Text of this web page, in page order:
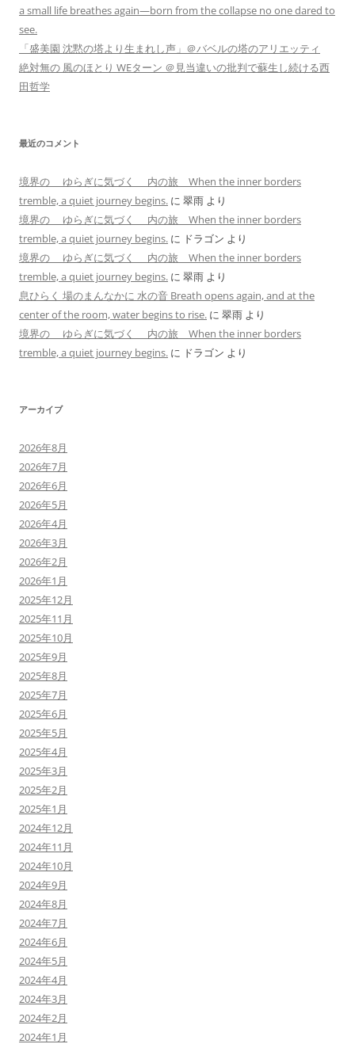
a small life breathes again—born from the collapse no one dared to
see.
「盛美園 沈黙の塔より生まれし声」＠バベルの塔のアリエッティ
絶対無の 風のほとり WEターン ＠見当違いの批判で蘇生し続ける西
田哲学
最近のコメント
境界の ゆらぎに気づく 内の旅 When the inner borders
tremble, a quiet journey begins. に 翠雨 より
境界の ゆらぎに気づく 内の旅 When the inner borders
tremble, a quiet journey begins. に ドラゴン より
境界の ゆらぎに気づく 内の旅 When the inner borders
tremble, a quiet journey begins. に 翠雨 より
息ひらく 場のまんなかに 水の音 Breath opens again, and at the
center of the room, water begins to rise. に 翠雨 より
境界の ゆらぎに気づく 内の旅 When the inner borders
tremble, a quiet journey begins. に ドラゴン より
アーカイブ
2026年8月
2026年7月
2026年6月
2026年5月
2026年4月
2026年3月
2026年2月
2026年1月
2025年12月
2025年11月
2025年10月
2025年9月
2025年8月
2025年7月
2025年6月
2025年5月
2025年4月
2025年3月
2025年2月
2025年1月
2024年12月
2024年11月
2024年10月
2024年9月
2024年8月
2024年7月
2024年6月
2024年5月
2024年4月
2024年3月
2024年2月
2024年1月